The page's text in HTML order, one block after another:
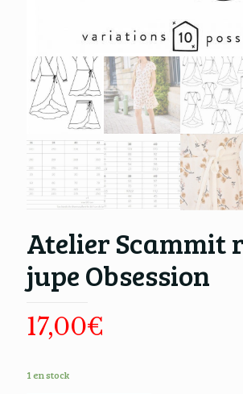
Atelier Scammit
jupe Obsession
17,00€
1 en stock